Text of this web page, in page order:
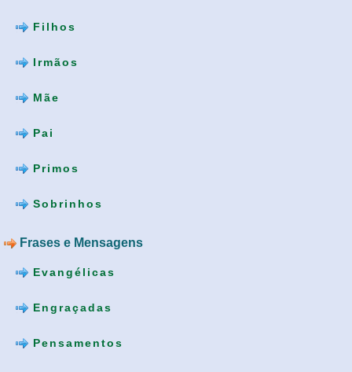
Filhos
Irmãos
Mãe
Pai
Primos
Sobrinhos
Frases e Mensagens
Evangélicas
Engraçadas
Pensamentos